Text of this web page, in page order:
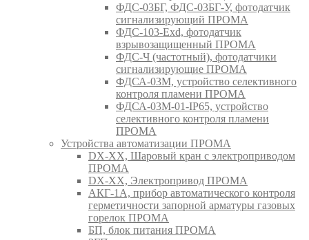
ФДС-03БГ, ФДС-03БГ-У, фотодатчик
сигнализирующий ПРОМА
ФДС-103-Ехd, фотодатчик
взрывозащищенный ПРОМА
ФДС-Ч (частотный), фотодатчики
сигнализирующие ПРОМА
ФДСА-03М, устройство селективного
контроля пламени ПРОМА
ФДСА-03М-01-IP65, устройство
селективного контроля пламени
ПРОМА
Устройства автоматизации ПРОМА
DX-XX, Шаровый кран c электроприводом
ПРОМА
DX-XX, Электропривод ПРОМА
АКГ-1А, прибор автоматического контроля
герметичности запорной арматуры газовых
горелок ПРОМА
БП, блок питания ПРОМА